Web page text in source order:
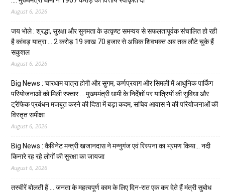
August 6, 2026
जय भोले : श्रद्धा, सुरक्षा और सुगमता के उत्कृष्ट समन्वय से सफलतापूर्वक संचालित हो रही
है कांवड़ यात्रा … 2 करोड़ 19 लाख 70 हजार से अधिक शिवभक्त अब तक लौटे चुके हैं
सकुशल
August 6, 2026
Big News : चारधाम यात्रा होगी और सुगम, कर्णप्रयाग और सिमली में आधुनिक पार्किंग
परियोजनाओं को मिली रफ्तार … मुख्यमंत्री धामी के निर्देशों पर यात्रियों की सुविधा और
ट्रैफिक प्रबंधन मजबूत करने की दिशा में बड़ा कदम, सचिव आवास ने की परियोजनाओं की
विस्तृत समीक्षा
August 6, 2026
Big News : कैबिनेट मन्त्री खजानदास ने मन्नुगंज एवं रिस्पना का भ्रमण किया… नदी
किनारे रह रहे लोगों की सुरक्षा का जायजा
August 6, 2026
तस्वीरें बोलती हैं … जनता के महत्वपूर्ण काम के लिए दिन-रात एक कर देते हैं मंत्री सुबोध